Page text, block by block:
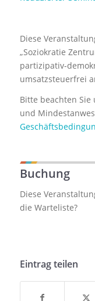
Diese
„Soziokratie
partizipativ-
umsatzsteuerfrei
Bitte beachten
und
Buchung
Diese
die Warteliste?
Eintrag teilen